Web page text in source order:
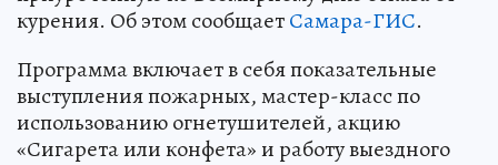
курения. Об этом сообщаетСамара-ГИС.
Программа включает в себя показательные
выступления пожарных, мастер-класс по
использованию огнетушителей, акцию
«Сигарета или конфета» и работу выездного